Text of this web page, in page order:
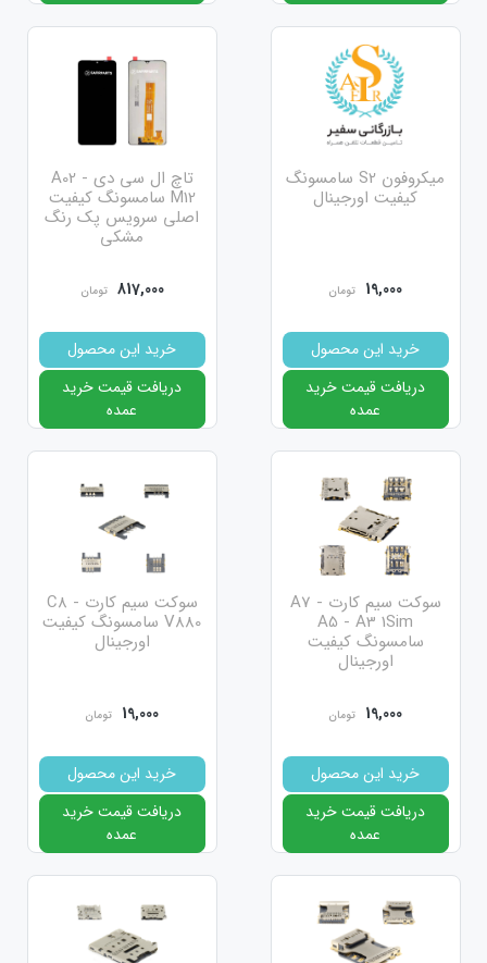
میکروفون S2 سامسونگ
کیفیت اورجینال
19,000 تومان
خرید این محصول
دریافت قیمت خرید
عمده
تاچ ال سی دی A02 -
M12 سامسونگ کیفیت
اصلی سرویس پک رنگ
مشکی
817,000 تومان
خرید این محصول
دریافت قیمت خرید
عمده
سوکت سیم کارت A7 -
A5 - A3 1Sim
سامسونگ کیفیت
اورجینال
19,000 تومان
خرید این محصول
دریافت قیمت خرید
عمده
سوکت سیم کارت C8 -
V880 سامسونگ کیفیت
اورجینال
19,000 تومان
خرید این محصول
دریافت قیمت خرید
عمده